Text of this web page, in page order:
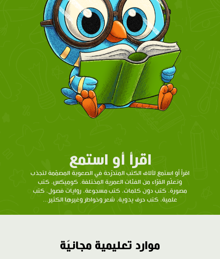
اقرأ أو استمع
اقرأ أو استمع لآلاف الكتب المتدرّحة في الصعوبة المصمّمة لتجذب
وتعلّم القرّاء من الفئات العمرية المختلفة. كوميكس، كتب
مصورة، كتب دون كلمات، كتب مسجوعة، روايات فصول، كتب
علمية، كتب حرف يدوية، شعر وخواطر وغيرها الكثير...
موارد تعليمية مجانيّة